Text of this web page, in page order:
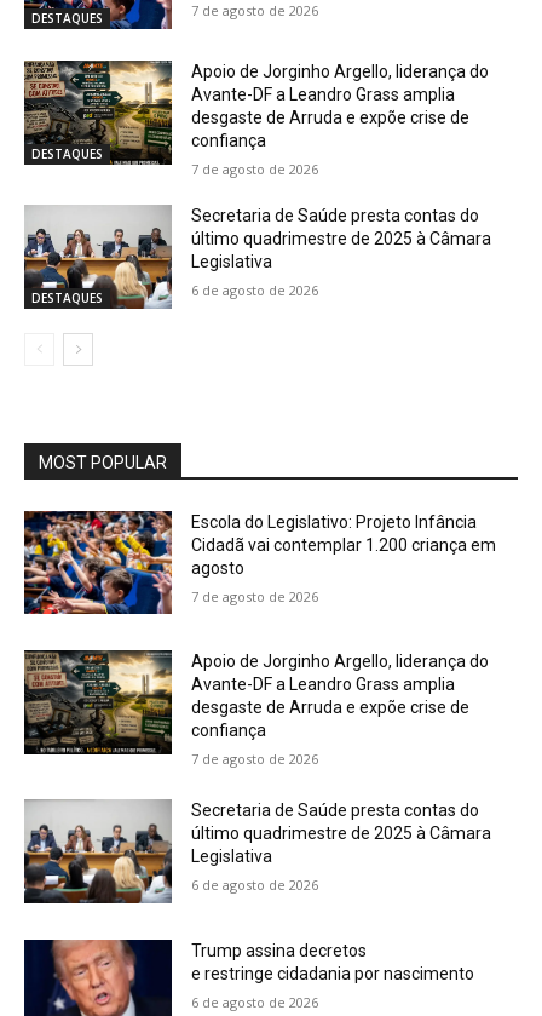
DESTAQUES 7 de agosto de 2026
DESTAQUES
Apoio de Jorginho Argello, liderança do
Avante-DF a Leandro Grass amplia
desgaste de Arruda e expõe crise de
confiança
7 de agosto de 2026
DESTAQUES
Secretaria de Saúde presta contas do
último quadrimestre de 2025 à Câmara
Legislativa
6 de agosto de 2026
MOST POPULAR
Escola do Legislativo: Projeto Infância
Cidadã vai contemplar 1.200 criança em
agosto
7 de agosto de 2026
Apoio de Jorginho Argello, liderança do
Avante-DF a Leandro Grass amplia
desgaste de Arruda e expõe crise de
confiança
7 de agosto de 2026
Secretaria de Saúde presta contas do
último quadrimestre de 2025 à Câmara
Legislativa
6 de agosto de 2026
Trump assina decretos
e restringe cidadania por nascimento
6 de agosto de 2026